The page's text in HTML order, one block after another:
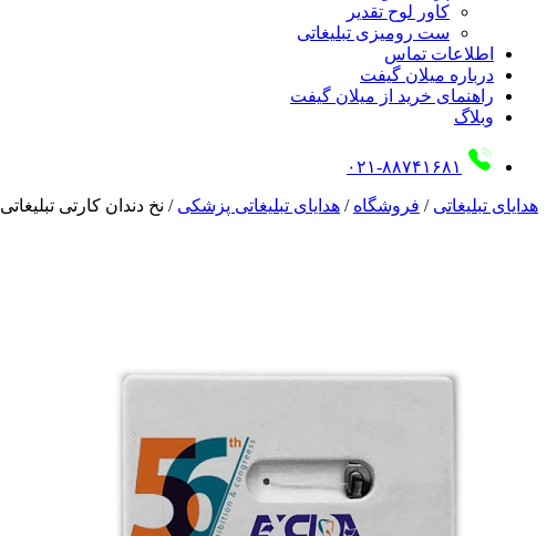
کاور لوح تقدیر
ست رومیزی تبلیغاتی
اطلاعات تماس
درباره میلان گیفت
راهنمای خرید از میلان گیفت
وبلاگ
۰۲۱-۸۸۷۴۱۶۸۱
هدایای تبلیغاتی / فروشگاه / هدایای تبلیغاتی پزشکی / نخ دندان کارتی تبلیغاتی